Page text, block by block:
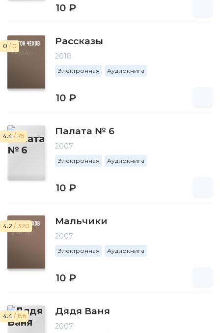
10 ₽
0 / 0 Рассказы
2018
Электронная Аудиокнига
10 ₽
4.4 / 75 Палата № 6
2007
Электронная Аудиокнига
10 ₽
4.2 / 320 Мальчики
2007
Электронная Аудиокнига
10 ₽
4.4 / 156 Дядя Ваня
2007